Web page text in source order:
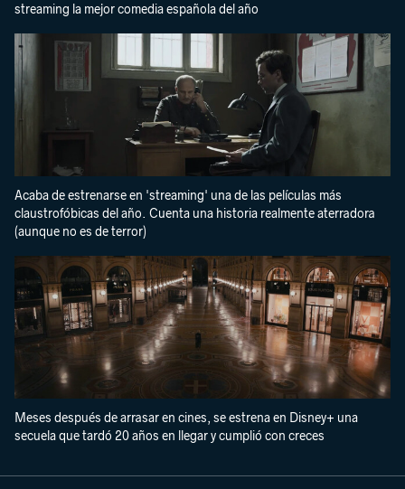
streaming la mejor comedia española del año
Acaba de estrenarse en 'streaming' una de las películas más
claustrofóbicas del año. Cuenta una historia realmente aterradora
(aunque no es de terror)
Meses después de arrasar en cines, se estrena en Disney+ una
secuela que tardó 20 años en llegar y cumplió con creces